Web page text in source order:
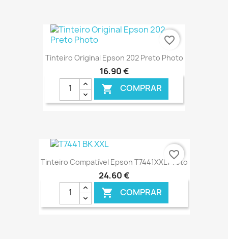
€ ONLINE
Tinteiro Original Epson 202 Preto Photo
16,90 €
 COMPRAR
favorite_border
Tinteiro Compatível Epson T7441XXL Preto
24,60 €
 COMPRAR
favorite_border